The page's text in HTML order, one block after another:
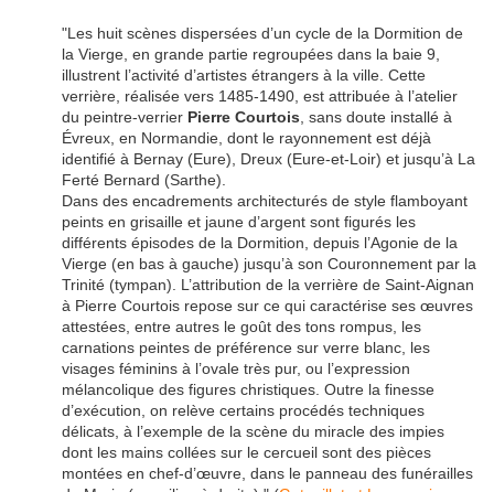
"Les huit scènes dispersées d’un cycle de la Dormition de
la Vierge, en grande partie regroupées dans la baie 9,
illustrent l’activité d’artistes étrangers à la ville. Cette
verrière, réalisée vers 1485-1490, est attribuée à l’atelier
du peintre-verrier Pierre Courtois, sans doute installé à
Évreux, en Normandie, dont le rayonnement est déjà
identifié à Bernay (Eure), Dreux (Eure-et-Loir) et jusqu’à La
Ferté Bernard (Sarthe).
Dans des encadrements architecturés de style flamboyant
peints en grisaille et jaune d’argent sont figurés les
différents épisodes de la Dormition, depuis l’Agonie de la
Vierge (en bas à gauche) jusqu’à son Couronnement par la
Trinité (tympan). L’attribution de la verrière de Saint-Aignan
à Pierre Courtois repose sur ce qui caractérise ses œuvres
attestées, entre autres le goût des tons rompus, les
carnations peintes de préférence sur verre blanc, les
visages féminins à l’ovale très pur, ou l’expression
mélancolique des figures christiques. Outre la finesse
d’exécution, on relève certains procédés techniques
délicats, à l’exemple de la scène du miracle des impies
dont les mains collées sur le cercueil sont des pièces
montées en chef-d’œuvre, dans le panneau des funérailles